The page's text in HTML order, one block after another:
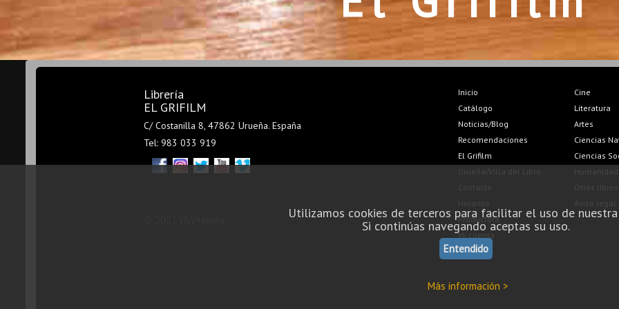
Utilizamos cookies de terceros para facilitar el uso de nuestra
Si continúas navegando aceptas su uso.
Entendido
Más información >
Librería
EL GRIFILM
C/ Costanilla 8, 47862 Urueña. España
Tel: 983 033 919
Inicio
Catálogo
Noticias/Blog
Recomendaciones
El Grifilm
Urueña/Villa del Libro
Contacto
Horarios
Productora
Mi cuenta
Cine
Literatura
Artes
Ciencias
Ciencias
Otros libros
Aviso legal